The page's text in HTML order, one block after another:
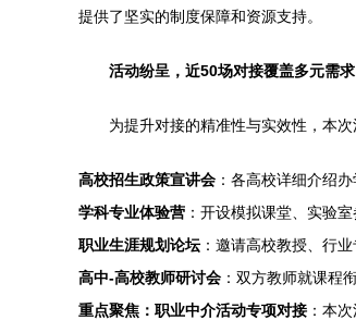
提供了坚实的制度保障和资源支持。
活动纷呈，近50场对接覆盖多元需求
为提升对接的精准性与实效性，本
高校招生政策宣讲会 ：各高校详细介绍
学科专业体验营 ：开设模拟课堂、实验
职业生涯规划论坛：邀请高校教授、行
高中-高校教师研讨会 ：双方教师就课程
重点聚焦：职业中介活动专项对接 ：本